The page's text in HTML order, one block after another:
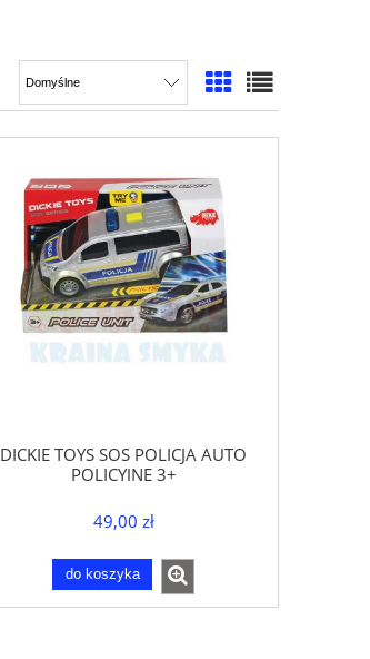
DICKIE TOYS SOS POLICJA AUTO
POLICYJNE 3+
49,00 zł
do koszyka